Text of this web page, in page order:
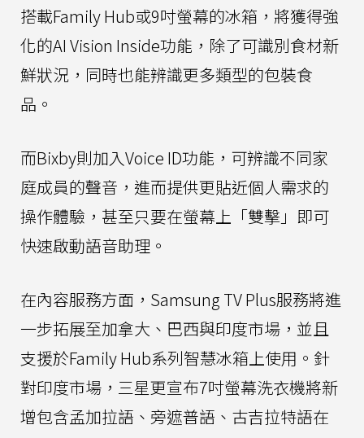
搭載Family Hub或9吋螢幕的冰箱，將獲得強
化的AI Vision Inside功能，除了可識別食材新
鮮狀況，同時也能辨識更多類型的包裝食
品。
而Bixby則加入Voice ID功能，可辨識不同家
庭成員的聲音，進而提供更貼近個人需求的
操作體驗，甚至只要在螢幕上「雙擊」即可
快速啟動語音助理。
在內容服務方面，Samsung TV Plus服務將進
一步拓展至加拿大、巴西與印度市場，並且
支援於Family Hub系列智慧冰箱上使用。針
對印度市場，三星更宣布7吋螢幕洗衣機將新
增包含孟加拉語、旁遮普語、古吉拉特語在